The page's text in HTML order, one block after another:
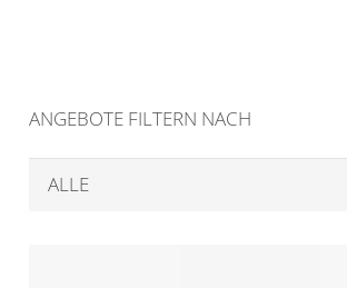
ANGEBOTE FILTERN NACH